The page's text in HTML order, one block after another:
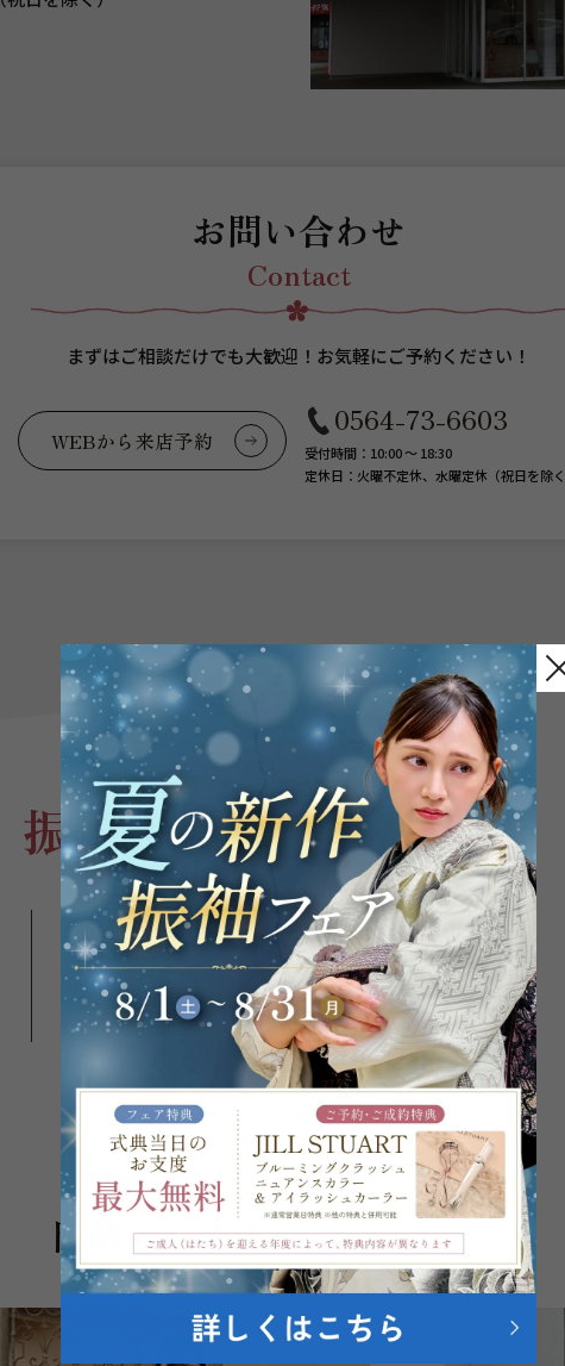
お問い合わせ
Contact
まずはご相談だけでも大歓迎！ お気軽にご予約ください！
WEBから来店予約
0564-73-6603
受付時間：10:00 ～ 18:30
定休日：火曜不定休、水曜定休（祝日を除
振袖を見る
店舗紹介 アクセス
対応エリア
Pick up
岡崎店おすすめ